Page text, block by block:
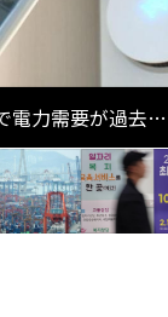
電力需要が過去最
需給対応体制を点